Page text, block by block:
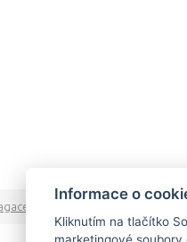
Informace o
Kliknutím na tlačítko